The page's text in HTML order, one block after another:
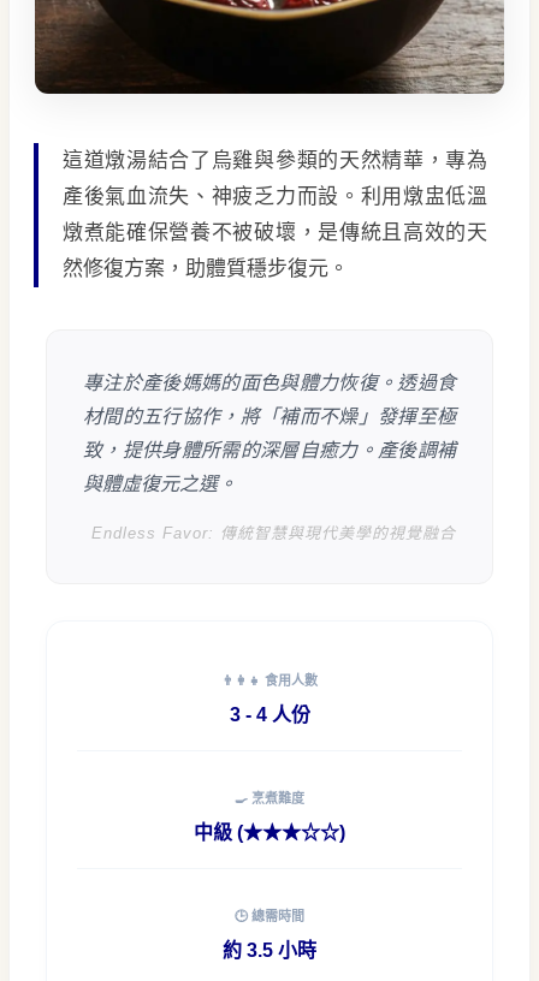
這道燉湯結合了烏雞與參類的天然精華，專為
產後氣血流失、神疲乏力而設。利用燉盅低溫
燉煮能確保營養不被破壞，是傳統且高效的天
然修復方案，助體質穩步復元。
專注於產後媽媽的面色與體力恢復。透過食
材間的五行協作，將「補而不燥」發揮至極
致，提供身體所需的深層自癒力。產後調補
與體虛復元之選。
Endless Favor: 傳統智慧與現代美學的視覺融合
👨‍👩‍👧 食用人數
3 - 4 人份
🍳 烹煮難度
中級 (★★★☆☆)
🕒 總需時間
約 3.5 小時